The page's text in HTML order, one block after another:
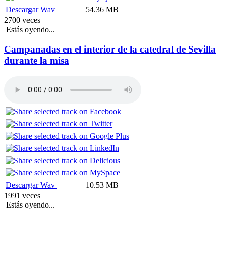
Descargar Wav
54.36 MB
2700 veces
Estás oyendo...
Campanadas en el interior de la catedral de Sevilla
durante la misa
Descargar Wav
10.53 MB
1991 veces
Estás oyendo...